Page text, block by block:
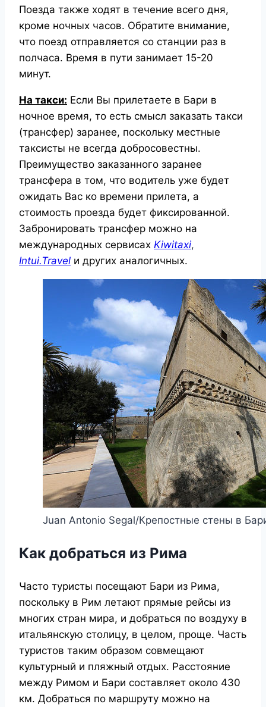
Поезда также ходят в течение всего дня,
кроме ночных часов. Обратите внимание,
что поезд отправляется со станции раз в
полчаса. Время в пути занимает 15-20
минут.
На такси: Если Вы прилетаете в Бари в
ночное время, то есть смысл заказать такси
(трансфер) заранее, поскольку местные
таксисты не всегда добросовестны.
Преимущество заказанного заранее
трансфера в том, что водитель уже будет
ожидать Вас ко времени прилета, а
стоимость проезда будет фиксированной.
Забронировать трансфер можно на
международных сервисах Kiwitaxi,
Intui.Travel и других аналогичных.
Juan Antonio Segal/Крепостные стены в
Как добраться из Рима
Часто туристы посещают Бари из Рима,
поскольку в Рим летают прямые рейсы из
многих стран мира, и добраться по воздуху в
итальянскую столицу, в целом, проще. Часть
туристов таким образом совмещают
культурный и пляжный отдых. Расстояние
между Римом и Бари составляет около 430
км. Добраться по маршруту можно на